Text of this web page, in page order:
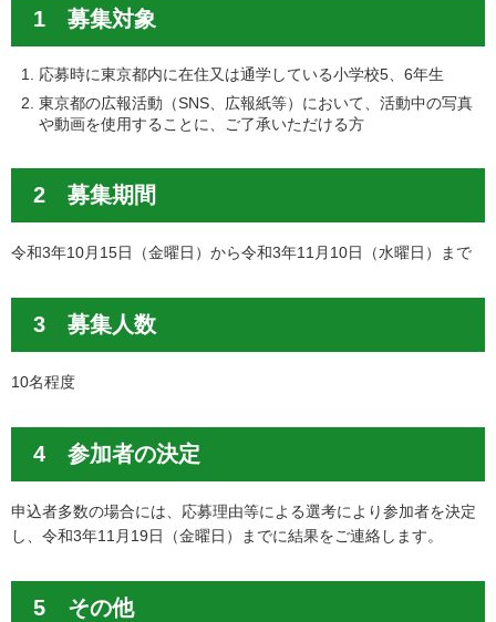
1 募集対象
応募時に東京都内に在住又は通学している小学校5、6年生
東京都の広報活動（SNS、広報紙等）において、活動中の写真
や動画を使用することに、ご了承いただける方
2 募集期間
令和3年10月15日（金曜日）から令和3年11月10日（水曜日）まで
3 募集人数
10名程度
4 参加者の決定
申込者多数の場合には、応募理由等による選考により参加者を決定
し、令和3年11月19日（金曜日）までに結果をご連絡します。
5 その他